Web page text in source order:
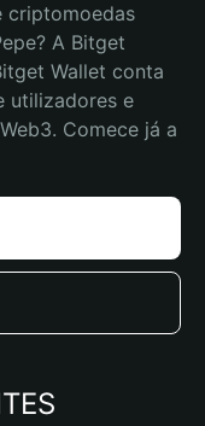
criptomoedas
A Bitget
Wallet conta
utilizadores e
Comece já a